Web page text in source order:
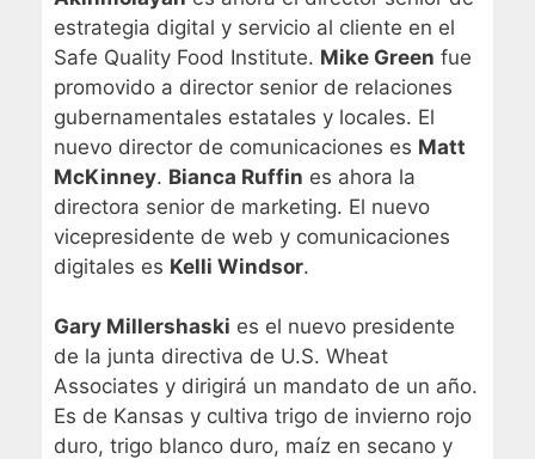
estrategia digital y servicio al cliente en el
Safe Quality Food Institute. Mike Green fue
promovido a director senior de relaciones
gubernamentales estatales y locales. El
nuevo director de comunicaciones es Matt
McKinney. Bianca Ruffin es ahora la
directora senior de marketing. El nuevo
vicepresidente de web y comunicaciones
digitales es Kelli Windsor.
Gary Millershaski es el nuevo presidente
de la junta directiva de U.S. Wheat
Associates y dirigirá un mandato de un año.
Es de Kansas y cultiva trigo de invierno rojo
duro, trigo blanco duro, maíz en secano y